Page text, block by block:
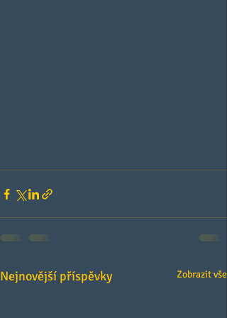
Nejnovější příspěvky Zobrazit vše